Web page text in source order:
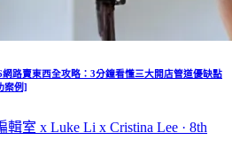
路賣東西全攻略：3分鐘看懂三大開店管道優缺點
案例]
輯室 x Luke Li x Cristina Lee · 8th